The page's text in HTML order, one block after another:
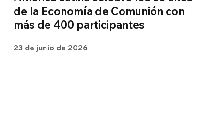
de la Economía de Comunión con
más de 400 participantes
23 de junio de 2026